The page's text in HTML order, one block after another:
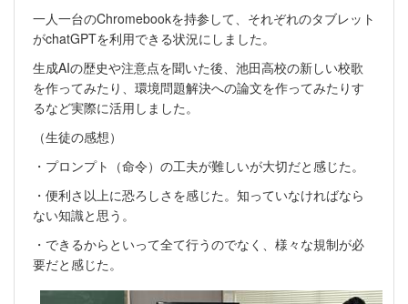
一人一台のChromebookを持参して、それぞれのタブレット
がchatGPTを利用できる状況にしました。
生成AIの歴史や注意点を聞いた後、池田高校の新しい校歌
を作ってみたり、環境問題解決への論文を作ってみたりす
るなど実際に活用しました。
（生徒の感想）
・プロンプト（命令）の工夫が難しいが大切だと感じた。
・便利さ以上に恐ろしさを感じた。知っていなければなら
ない知識と思う。
・できるからといって全て行うのでなく、様々な規制が必
要だと感じた。